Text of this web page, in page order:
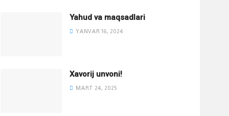
Yahud va maqsadlari
YANVAR 16, 2024
Xavorij unvoni!
MART 24, 2025